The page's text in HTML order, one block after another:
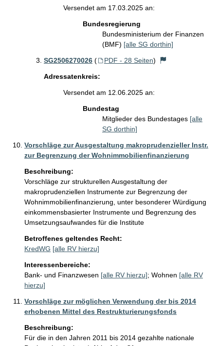
Versendet am 17.03.2025 an:
Bundesregierung
Bundesministerium der Finanzen
(BMF) [alle SG dorthin]
SG2506270026 ( PDF - 28 Seiten)
Adressatenkreis:
Versendet am 12.06.2025 an:
Bundestag
Mitglieder des Bundestages [alle
SG dorthin]
Vorschläge zur Ausgestaltung makroprudenzieller Instr.
zur Begrenzung der Wohnimmobilienfinanzierung
Beschreibung:
Vorschläge zur strukturellen Ausgestaltung der
makroprudenziellen Instrumente zur Begrenzung der
Wohnimmobilienfinanzierung, unter besonderer Würdigung
einkommensbasierter Instrumente und Begrenzung des
Umsetzungsaufwandes für die Institute
Betroffenes geltendes Recht:
KredWG [alle RV hierzu]
Interessenbereiche:
Bank- und Finanzwesen [alle RV hierzu]; Wohnen [alle RV
hierzu]
Vorschläge zur möglichen Verwendung der bis 2014
erhobenen Mittel des Restrukturierungsfonds
Beschreibung:
Für die in den Jahren 2011 bis 2014 gezahlte nationale